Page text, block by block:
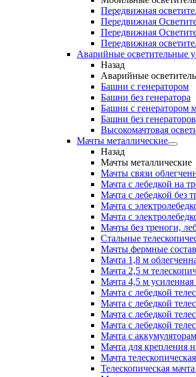
Передвижная
Передвижная
Передвижная
Передвижная
Аварийные осветительные
Назад
Аварийные
Башни с генератором
Башни без генератора
Башни с генератором
Башни без
Высокомачтовая
Мачты металлические
Назад
Мачты металлические
Мачты связи
Мачта с лебедкой на
Мачта с лебедкой без
Мачта с
Мачта с
Мачты без треноги,
Стальные
Мачты фермные
Мачта 1,8 м
Мачта 2,5 м
Мачта 4,5 м усиленная
Мачта с лебедкой
Мачта с лебедкой
Мачта с лебедкой
Мачта с лебедкой
Мачта с
Мачта для крепления
Мачта
Телескопическая